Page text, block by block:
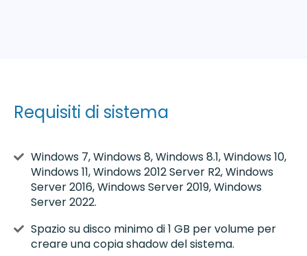
Requisiti di sistema
Windows 7, Windows 8, Windows 8.1, Windows 10,
Windows 11, Windows 2012 Server R2, Windows
Server 2016, Windows Server 2019, Windows
Server 2022.
Spazio su disco minimo di 1 GB per volume per
creare una copia shadow del sistema.